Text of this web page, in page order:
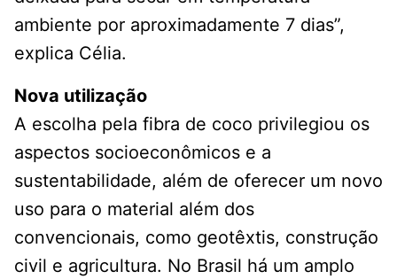
ambiente por aproximadamente 7 dias”,
explica Célia.
Nova utilização
A escolha pela fibra de coco privilegiou os
aspectos socioeconômicos e a
sustentabilidade, além de oferecer um novo
uso para o material além dos
convencionais, como geotêxtis, construção
civil e agricultura. No Brasil há um amplo